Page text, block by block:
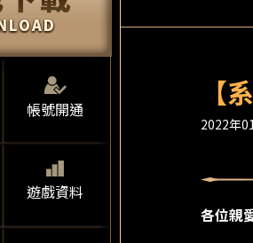
帳號開通
遊戲資料
【
2022年
各位親